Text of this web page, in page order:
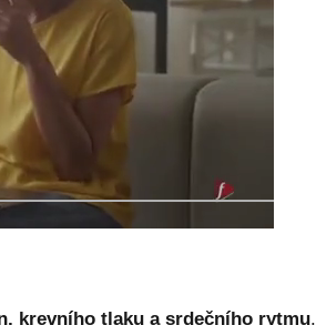
krevního tlaku a srdečního rytmu.